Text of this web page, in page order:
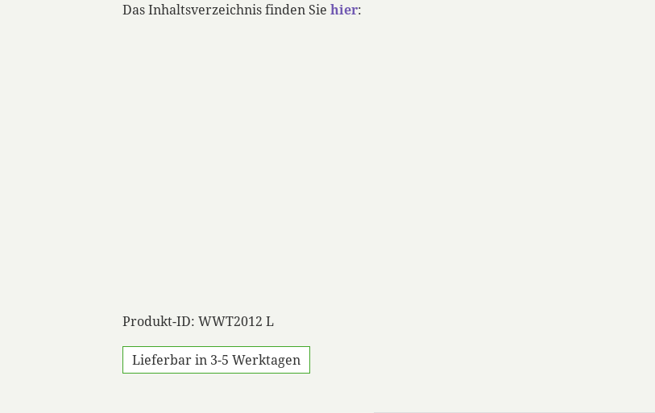
Das Inhaltsverzeichnis finden Sie hier:
Produkt-ID: WWT2012 L
Lieferbar in 3-5 Werktagen